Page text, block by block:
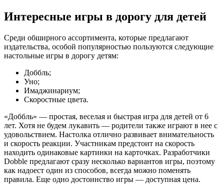
Интересные игры в дорогу для детей
Среди обширного ассортимента, которые предлагают
издательства, особой популярностью пользуются следующие
настольные игры в дорогу детям:
Доббль;
Уно;
Имаджинариум;
Скоростные цвета.
«Доббль» — простая, веселая и быстрая игра для детей от 6
лет. Хотя не будем лукавить — родители также играют в нее с
удовольствием. Настолка отлично развивает внимательность
и скорость реакции. Участникам предстоит на скорость
находить одинаковые картинки на карточках. Разработчики
Dobble предлагают сразу несколько вариантов игры, поэтому
как надоест один из способов, всегда можно поменять
правила. Еще одно достоинство игры — доступная цена.